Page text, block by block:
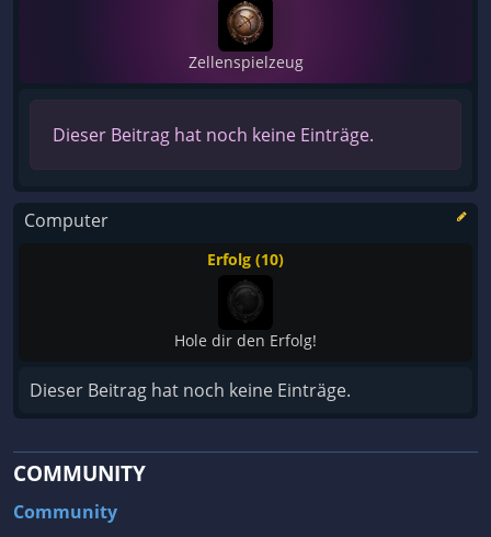
Zellenspielzeug
Dieser Beitrag hat noch keine Einträge.
Computer
Erfolg (10)
Hole dir den Erfolg!
Dieser Beitrag hat noch keine Einträge.
COMMUNITY
Community